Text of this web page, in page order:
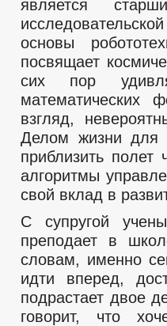
является
основы
посвящает
сих пор
математических
взгляд,
Делом жизни для
приблизить полет
алгоритмы
свой вклад в
С супругой
преподает в
словам, именно
идти вперед,
подрастает двое
говорит, что